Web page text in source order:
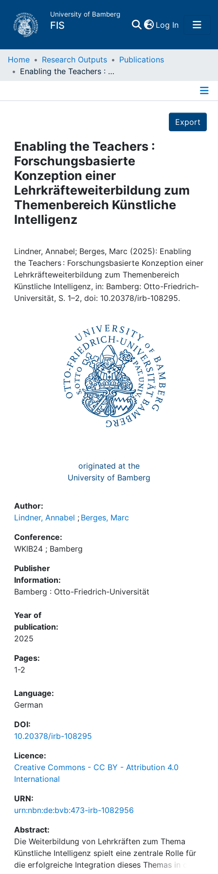
University of Bamberg
FIS Log In(current)
Home
Projects
People
Institutions
Awards
Help
Home Research Outputs
Publications
Enabling the Teachers : Forschungsbasierte Konzeption einer Lehrkräfteweiterbildung zum Themenbereich Künstliche Intelligenz
Export
Enabling the Teachers :
Forschungsbasierte
Konzeption einer
Lehrkräfteweiterbildung zum
Themenbereich Künstliche
Intelligenz
Lindner, Annabel; Berges, Marc (2025): Enabling
the Teachers : Forschungsbasierte Konzeption einer
Lehrkräfteweiterbildung zum Themenbereich
Künstliche Intelligenz, in: Bamberg: Otto-Friedrich-
Universität, S. 1–2, doi: 10.20378/irb-108295.
originated at the
University of Bamberg
Author:
Lindner, Annabel ; Berges, Marc
Conference:
WKIB24 ; Bamberg
Publisher
Information:
Bamberg : Otto-Friedrich-Universität
Year of
publication:
2025
Pages:
1-2
Language:
German
DOI:
10.20378/irb-108295
Licence:
Creative Commons - CC BY - Attribution 4.0
International
URN:
urn:nbn:de:bvb:473-irb-1082956
Abstract:
Die Weiterbildung von Lehrkräften zum Thema
Künstliche Intelligenz spielt eine zentrale Rolle für
die erfolgreiche Integration dieses Themas in der